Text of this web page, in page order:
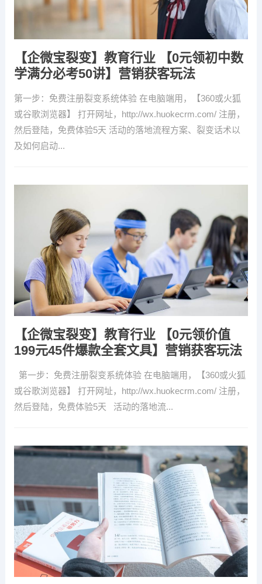
【企微宝裂变】教育行业 【0元领初中数
学满分必考50讲】营销获客玩法
第一步：免费注册裂变系统体验 在电脑端用，【360或火狐
或谷歌浏览器】 打开网址，http://wx.huokecrm.com/ 注册，
然后登陆，免费体验5天 活动的落地流程方案、裂变话术以
及如何启动...
【企微宝裂变】教育行业 【0元领价值
199元45件爆款全套文具】营销获客玩法
第一步：免费注册裂变系统体验 在电脑端用，【360或火狐
或谷歌浏览器】 打开网址，http://wx.huokecrm.com/ 注册，
然后登陆，免费体验5天 活动的落地流...